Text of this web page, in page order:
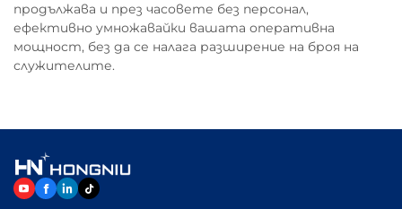
продължава и през часовете без персонал,
ефективно умножавайки вашата оперативна
мощност, без да се налага разширение на броя на
служителите.